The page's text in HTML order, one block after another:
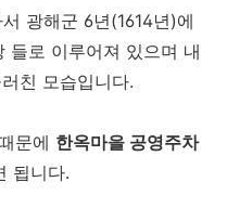
광해군 6년(1614년)에
들로 이루어져 있으며 내
친 모습입니다.
문에 한옥마을 공영주차
됩니다.